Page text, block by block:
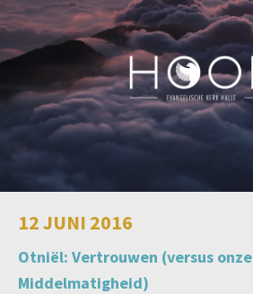
12 JUNI 2016
Otniël: Vertrouwen (versus onze
Middelmatigheid)